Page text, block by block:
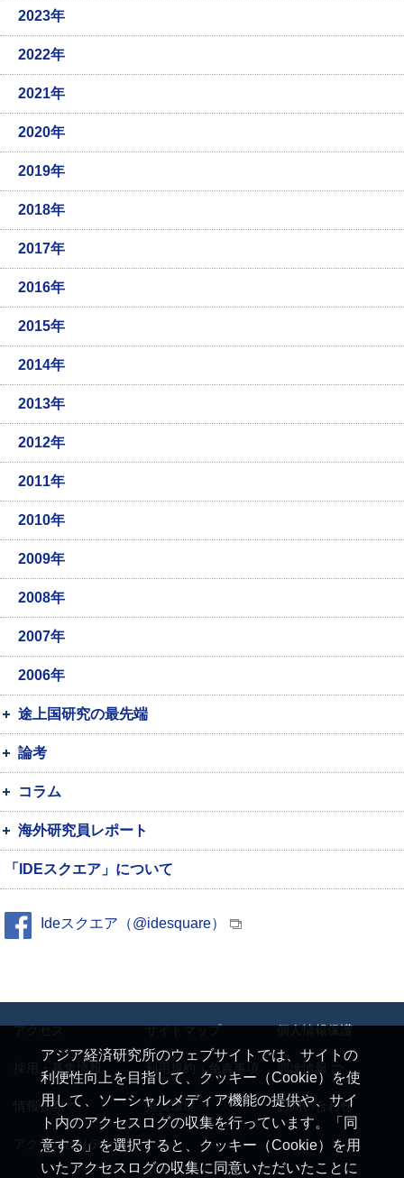
2023年
2022年
2021年
2020年
2019年
2018年
2017年
2016年
2015年
2014年
2013年
2012年
2011年
2010年
2009年
2008年
2007年
2006年
途上国研究の最先端
論考
コラム
海外研究員レポート
「IDEスクエア」について
Ideスクエア（@idesquare）
アジア経済研究所のウェブサイトでは、サイトの
利便性向上を目指して、クッキー（Cookie）を使
用して、ソーシャルメディア機能の提供や、サイ
ト内のアクセスログの収集を行っています。「同
意する」を選択すると、クッキー（Cookie）を用
いたアクセスログの収集に同意いただいたことに
アクセス サイトマップ 個人情報保護
採用・募集情報 利用規約・免責事項 調達情報
情報公開 推奨環境 お問い合わせ
アクセシビリティ